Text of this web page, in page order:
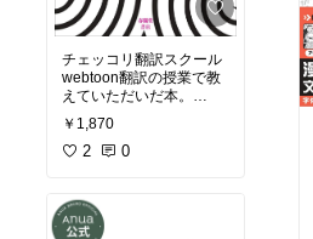
チェッコリ翻訳スクール
webtoon翻訳の授業で教
えていただいだ本。
昔の翻訳がナポリタン→
うどんに変えていた話な
ど、現在の韓日翻訳のロ
ッセイ。
訳 #エッセイ
￥1,870
2 0